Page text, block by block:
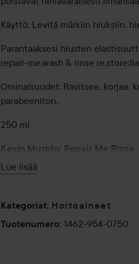
Käyttö: Levitä märkiin hiuksiin,
Parantaaksesi hiusten
repair-me.wash & rinse
Ominaisuudet: Ravitsee, korjaa,
parabeeniton.
250 ml
Kevin Murphy Repair Me Rinse
Korjaava ja vahvistava hoitoaine
kiiltoa.
Käyttö: Levitä pestyihin ja
Lue lisää
Kategoriat: Hoitoaineet
Tuotenumero: 1462-954-0750